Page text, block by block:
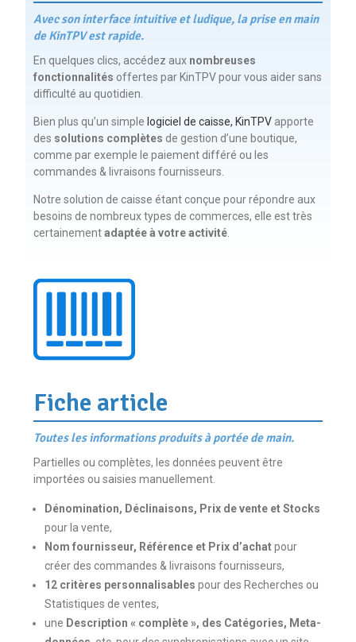
Avec son interface intuitive et ludique, la prise en main
de KinTPV est rapide.
En quelques clics, accédez aux nombreuses
fonctionnalités offertes par KinTPV pour vous aider sans
difficulté au quotidien.
Bien plus qu’un simple logiciel de caisse, KinTPVapporte
des solutions complètes de gestion d’une boutique,
comme par exemple le paiement différé ou les
commandes & livraisons fournisseurs.
Notre solution de caisse étant conçue pour répondre aux
besoins de nombreux types de commerces, elle est très
certainementadaptée à votre activité.
Fiche article
Toutes les informations produits à portée de main.
Partielles ou complètes, les données peuvent être
importées ou saisies manuellement.
Dénomination, Déclinaisons, Prix de vente et Stocks
pour la vente,
Nom fournisseur, Référence et Prix d’achatpour
créer des commandes & livraisons fournisseurs,
12 critères personnalisables pour des Recherches ou
Statistiques de ventes,
une Description « complète », des Catégories, Meta-